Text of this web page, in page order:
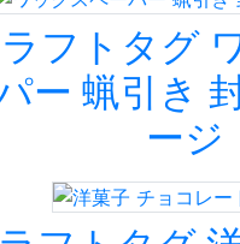
フトタグ
ー 蝋引き
ージ